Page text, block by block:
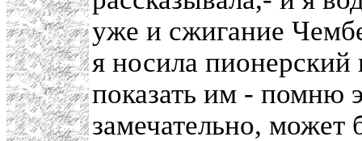
уже и сжигание
я носила пионерский
показать им - помню
замечательно,